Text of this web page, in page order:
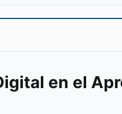
en el